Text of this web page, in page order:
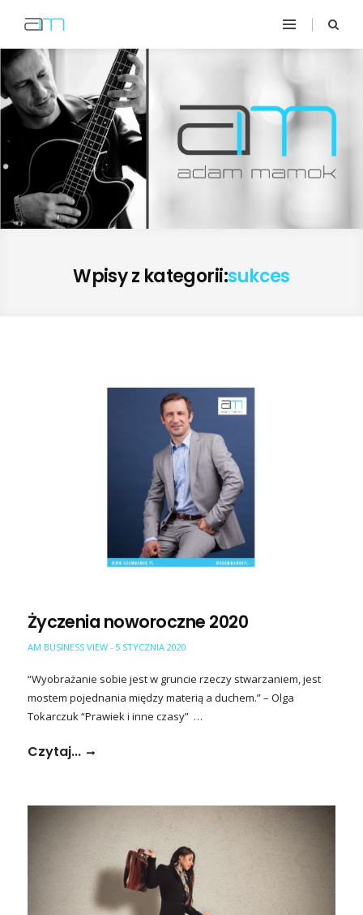
Wpisy z kategorii:sukces
Życzenia noworoczne 2020
AM BUSINESS VIEW - 5 STYCZNIA 2020
“Wyobrażanie sobie jest w gruncie rzeczy stwarzaniem, jest
mostem pojednania między materią a duchem.” – Olga
Tokarczuk “Prawiek i inne czasy” …
Czytaj...